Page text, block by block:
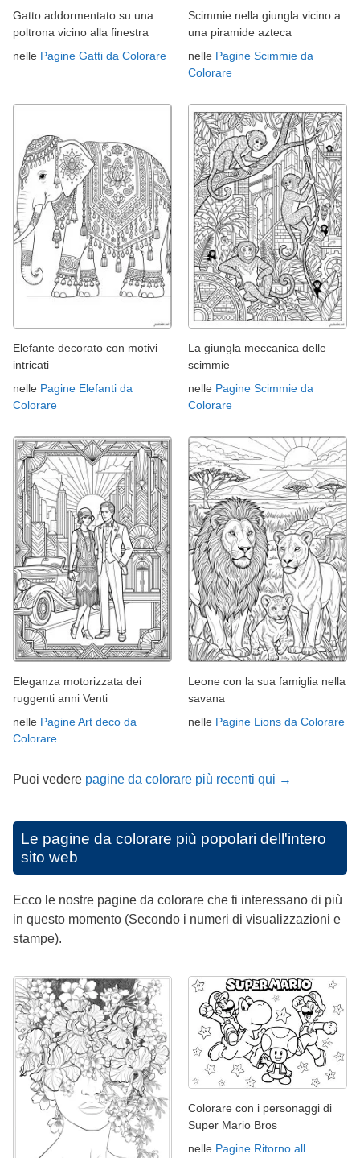
Gatto addormentato su una
poltrona vicino alla finestra
nelle Pagine Gatti da Colorare
Scimmie nella giungla vicino a
una piramide azteca
nelle Pagine Scimmie da
Colorare
Elefante decorato con motivi
intricati
nelle Pagine Elefanti da
Colorare
La giungla meccanica delle
scimmie
nelle Pagine Scimmie da
Colorare
Eleganza motorizzata dei
ruggenti anni Venti
nelle Pagine Art deco da
Colorare
Leone con la sua famiglia nella
savana
nelle Pagine Lions da Colorare
Puoi vedere pagine da colorare più recenti qui →
Le pagine da colorare più popolari dell'intero
sito web
Ecco le nostre pagine da colorare che ti interessano di più
in questo momento (Secondo i numeri di visualizzazioni e
stampe).
Colorare con i personaggi di
Super Mario Bros
nelle Pagine Ritorno all